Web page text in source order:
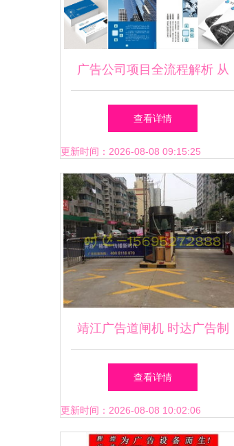
广告公司项目全流程解析 从
图片设计到成品制作的高效闭
环
查看详情
更新时间：2026-08-08 09:15:25
靖江广告道闸机 时达广告制
品厂的质量标杆与创新实践
查看详情
更新时间：2026-08-08 10:02:06